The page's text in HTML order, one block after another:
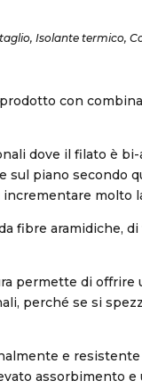
Isolante termico,
con
dove il filato è
sul piano secondo
molto
fibre aramidiche,
permette di
perché se si
e
assorbimento